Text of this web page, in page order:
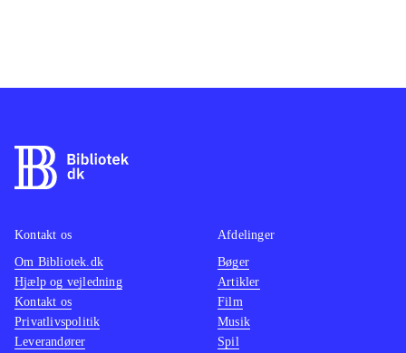
Kontakt os
Om Bibliotek.dk
Hjælp og vejledning
Kontakt os
Privatlivspolitik
Leverandører
Afdelinger
Bøger
Artikler
Film
Musik
Spil